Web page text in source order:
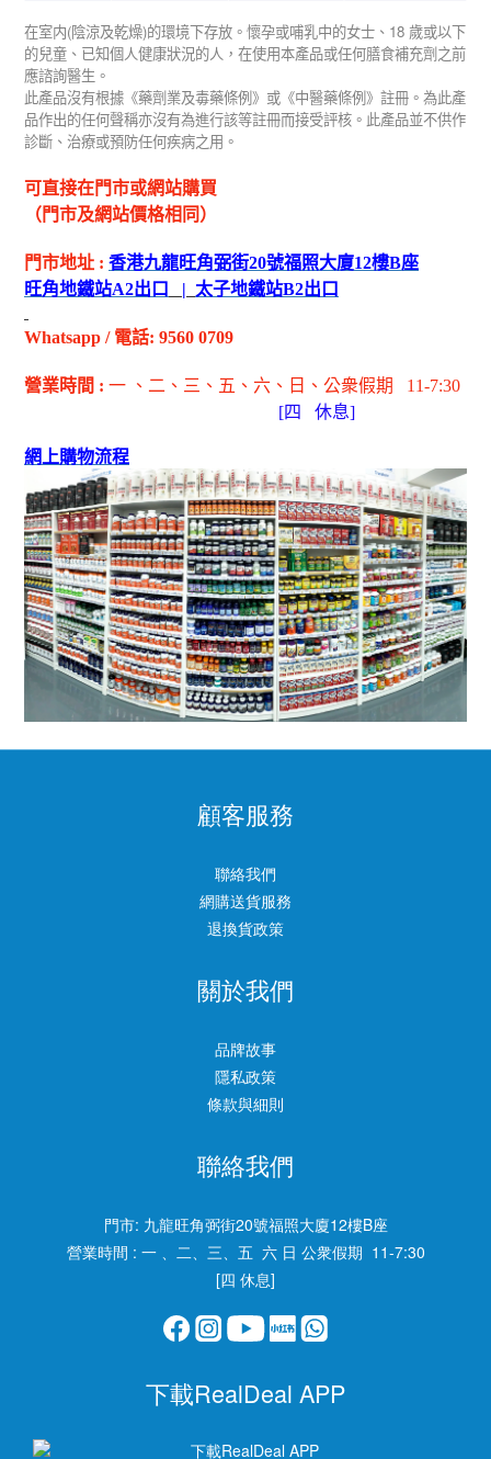
在室内(陰涼及乾燥)的環境下存放。懷孕或哺乳中的女士、 18 歲或以下
的兒童、已知個人健康狀況的人，在使用本產品或任何膳食補充劑之前
應諮詢醫生。
此產品沒有根據《藥劑業及毒藥條例》或《中醫藥條例》註冊。為此產
品作出的任何聲稱亦沒有為進行該等註冊而接受評核。此產品並不供作
診斷、治療或預防任何疾病之用。
可直接在門市或網站購買
（門市及網站價格相同）
門市地址 : 香港九龍旺角弼街20號福照大廈12樓B座
旺角地鐵站A2出 口 | 太子地鐵站B2出 口
Whatsapp / 電話: 9560 0709
營業時間 : 一 、二、三、五 、六 、日 、公衆假期
11-7:30
[四 休息]
網上購物流程
顧客服務
聯絡我們
網購送貨服務
退換貨政策
關於我們
品牌故事
隱私政策
條款與細則
聯絡我們
門市: 九龍旺角弼街20號福照大廈12樓B座
營業時間 : 一 、二、三、五 六 日 公衆假期 11-7:30
[四 休息]
下載RealDeal APP